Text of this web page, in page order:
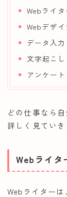
Webライタ
Webデザイ
データ入力
文字起こし
アンケー
どの仕事なら
詳しく見ていき
Webライタ
Webライター